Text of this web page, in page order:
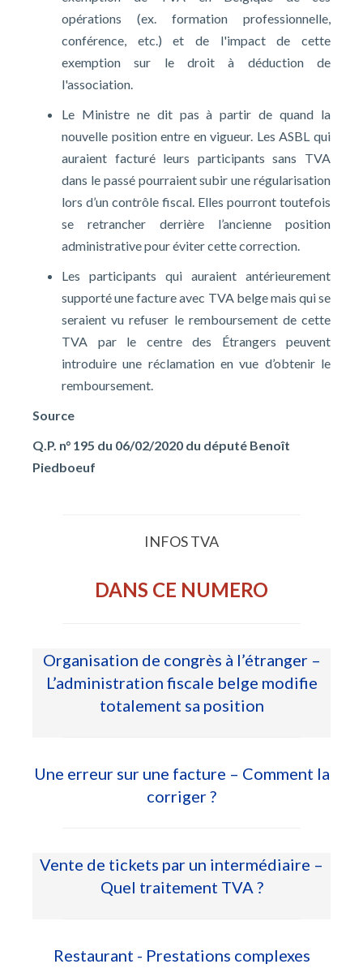
opérations (ex. formation professionnelle,
conférence, etc.) et de l'impact de cette
exemption sur le droit à déduction de
l'association.
Le Ministre ne dit pas à partir de quand la
nouvelle position entre en vigueur. Les ASBL qui
auraient facturé leurs participants sans TVA
dans le passé pourraient subir une régularisation
lors d’un contrôle fiscal. Elles pourront toutefois
se retrancher derrière l’ancienne position
administrative pour éviter cette correction.
Les participants qui auraient antérieurement
supporté une facture avec TVA belge mais qui se
seraient vu refuser le remboursement de cette
TVA par le centre des Étrangers peuvent
introduire une réclamation en vue d’obtenir le
remboursement.
Source
Q.P. n° 195 du 06/02/2020 du député Benoît
Piedboeuf
INFOS TVA
DANS CE NUMERO
Organisation de congrès à l’étranger –
L’administration fiscale belge modifie
totalement sa position
Une erreur sur une facture – Comment la
corriger ?
Vente de tickets par un intermédiaire –
Quel traitement TVA ?
Restaurant - Prestations complexes